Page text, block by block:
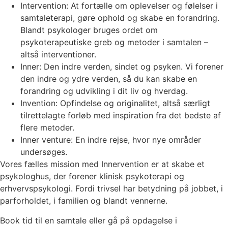
Intervention: At fortælle om oplevelser og følelser i
samtaleterapi, gøre ophold og skabe en forandring.
Blandt psykologer bruges ordet om
psykoterapeutiske greb og metoder i samtalen –
altså interventioner.
Inner: Den indre verden, sindet og psyken. Vi forener
den indre og ydre verden, så du kan skabe en
forandring og udvikling i dit liv og hverdag.
Invention: Opfindelse og originalitet, altså særligt
tilrettelagte forløb med inspiration fra det bedste af
flere metoder.
Inner venture: En indre rejse, hvor nye områder
undersøges.
Vores fælles mission med Innervention er at skabe et
psykologhus, der forener klinisk psykoterapi og
erhvervspsykologi. Fordi trivsel har betydning på jobbet, i
parforholdet, i familien og blandt vennerne.
Book tid til en samtale eller gå på opdagelse i